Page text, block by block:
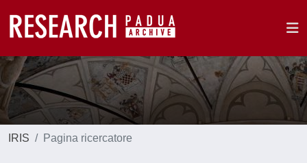
IRIS Pagina ricercatore